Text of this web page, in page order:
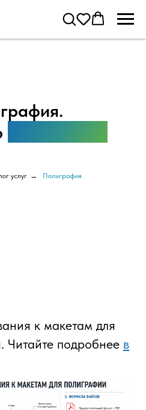
услуг → Полиграфия
к макетам для
Читайте подробнее в